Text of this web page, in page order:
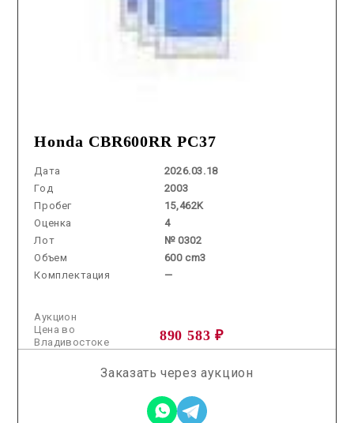
Honda CBR600RR PC37
Дата
2026.03.18
Год
2003
Пробег
15,462K
Оценка
4
Лот
№ 0302
Объем
600 cm3
Комплектация
—
Аукцион
890 583 ₽
Цена во
Владивостоке
Заказать через аукцион